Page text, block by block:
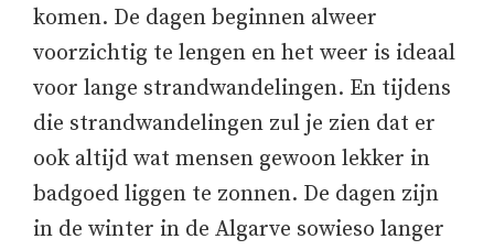
komen. De dagen beginnen alweer
voorzichtig te lengen en het weer is ideaal
voor lange strandwandelingen. En tijdens
die strandwandelingen zul je zien dat er
ook altijd wat mensen gewoon lekker in
badgoed liggen te zonnen. De dagen zijn
in de winter in de Algarve sowieso langer